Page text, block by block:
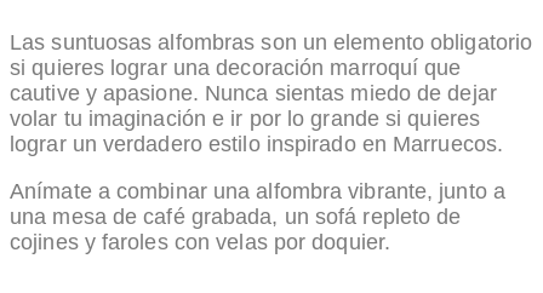
Las suntuosas alfombras son un elemento obligatorio
si quieres lograr una decoración marroquí que
cautive y apasione. Nunca sientas miedo de dejar
volar tu imaginación e ir por lo grande si quieres
lograr un verdadero estilo inspirado en Marruecos.
Anímate a combinar una alfombra vibrante, junto a
una mesa de café grabada, un sofá repleto de
cojines y faroles con velas por doquier.